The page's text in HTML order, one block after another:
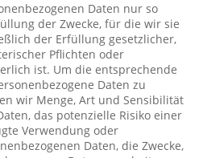
Daten nur so
der Zwecke, für die wir sie
der Erfüllung gesetzlicher,
Pflichten oder
ist. Um die entsprechende
Daten zu
wir Menge, Art und Sensibilität
das potenzielle Risiko einer
Verwendung oder
Daten, die Zwecke,